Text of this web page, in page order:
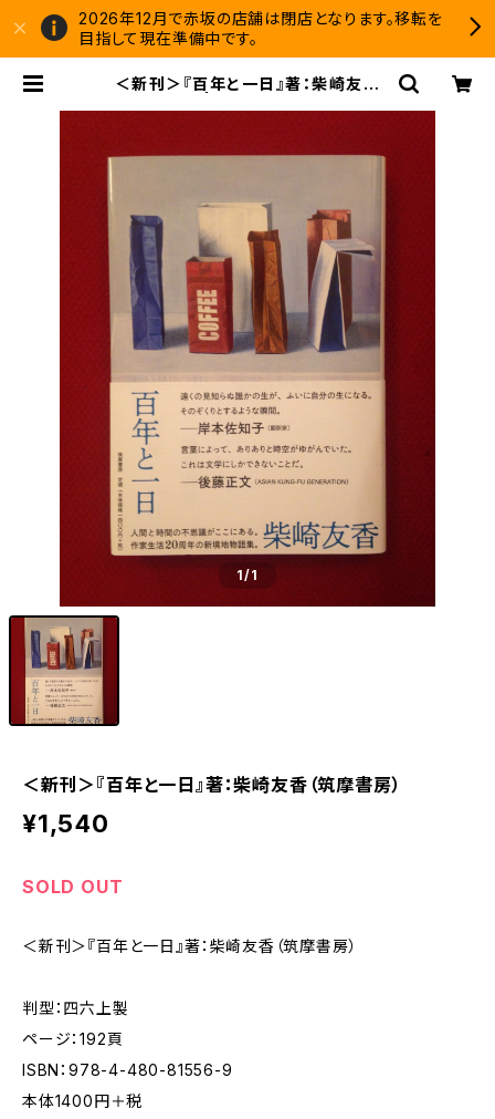
2026年12月で赤坂の店舗は閉店となります。移転を
目指して現在準備中です。
＜新刊＞『百年と一日』著：柴崎友香
1/1
＜新刊＞『百年と一日』著：柴崎友香（筑摩書房）
¥1,540
SOLD OUT
＜新刊＞『百年と一日』著：柴崎友香（筑摩書房）
判型：四六上製
ページ：192頁
ISBN：978-4-480-81556-9
本体1400円＋税